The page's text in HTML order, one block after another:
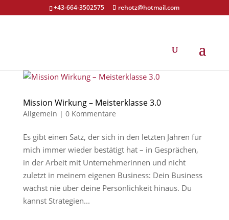
+43-664-3502575 rehotz@hotmail.com
Mission Wirkung – Meisterklasse 3.0
Allgemein | 0 Kommentare
Es gibt einen Satz, der sich in den letzten Jahren für
mich immer wieder bestätigt hat – in Gesprächen,
in der Arbeit mit Unternehmerinnen und nicht
zuletzt in meinem eigenen Business: Dein Business
wächst nie über deine Persönlichkeit hinaus. Du
kannst Strategien...